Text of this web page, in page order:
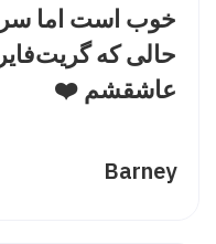
خوب است اما
حالی که
عاشقشم ❤️
Barney